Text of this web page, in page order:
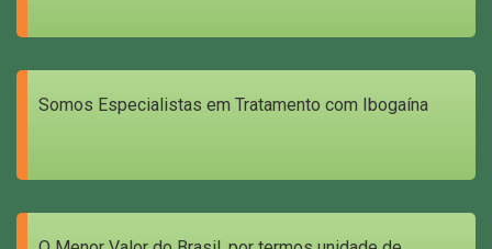
Somos Especialistas em Tratamento com Ibogaína